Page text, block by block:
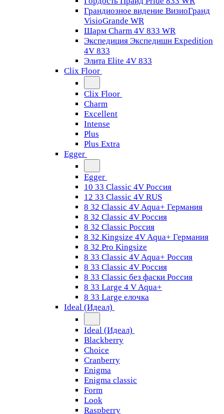
Грандиозное видение ВизиоГранд
VisioGrande WR
Шарм Charm 4V 833 WR
Экспедиция Экспедишн Expedition
4V 833
Элита Elite 4V 833
Clix Floor
Clix Floor
Charm
Excellent
Intense
Plus
Plus Extra
Egger
Egger
10 33 Classic 4V Россия
12 33 Classic 4V RUS
8 32 Classic 4V Aqua+ Германия
8 32 Classic 4V Россия
8 32 Classic Россия
8 32 Kingsize 4V Aqua+ Германия
8 32 Pro Kingsize
8 33 Classic 4V Aqua+ Россия
8 33 Classic 4V Россия
8 33 Classic без фаски Россия
8 33 Large 4 V Aqua+
8 33 Large елочка
Ideal (Идеал)
Ideal (Идеал)
Blackberry
Choice
Cranberry
Enigma
Enigma classic
Form
Look
Raspberry